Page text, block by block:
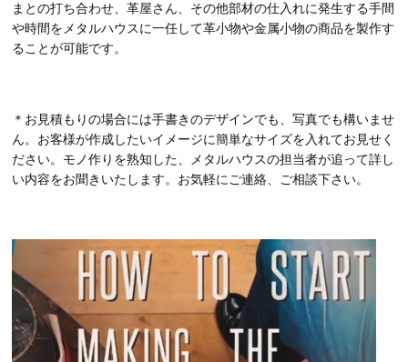
まとの打ち合わせ、革屋さん、その他部材の仕入れに発生する手間
や時間をメタルハウスに一任して革小物や金属小物の商品を製作す
ることが可能です。
＊お見積もりの場合には手書きのデザインでも、写真でも構いませ
ん。お客様が作成したいイメージに簡単なサイズを入れてお見せく
ださい。モノ作りを熟知した、メタルハウスの担当者が追って詳し
い内容をお聞きいたします。お気軽にご連絡、ご相談下さい。